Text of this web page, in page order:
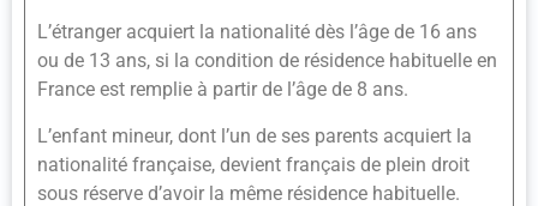
L’étranger acquiert la nationalité dès l’âge de 16 ans
ou de 13 ans, si la condition de résidence habituelle en
France est remplie à partir de l’âge de 8 ans.
L’enfant mineur, dont l’un de ses parents acquiert la
nationalité française, devient français de plein droit
sous réserve d’avoir la même résidence habituelle.